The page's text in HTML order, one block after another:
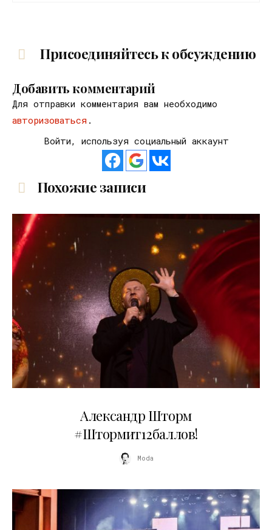
Присоединяйтесь к обсуждению
Добавить комментарий
Для отправки комментария вам необходимо
авторизоваться .
Войти, используя социальный аккаунт
Похожие записи
Александр Шторм
#Штормит12баллов!
Moda